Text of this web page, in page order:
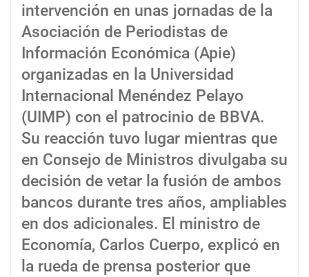
intervención en unas jornadas de la
Asociación de Periodistas de
Información Económica (Apie)
organizadas en la Universidad
Internacional Menéndez Pelayo
(UIMP) con el patrocinio de BBVA.
Su reacción tuvo lugar mientras que
en Consejo de Ministros divulgaba su
decisión de vetar la fusión de ambos
bancos durante tres años, ampliables
en dos adicionales. El ministro de
Economía, Carlos Cuerpo, explicó en
la rueda de prensa posterior que